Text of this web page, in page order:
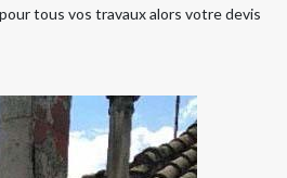
tous vos travaux alors votre devis